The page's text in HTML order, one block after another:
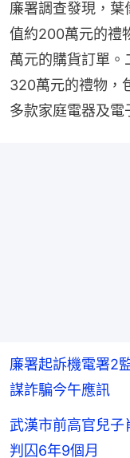
廉署調查發現，
值約200萬元的禮
萬元的購貨訂單
320萬元的禮物，
多款家庭電器及電
廉署起訴機電署2
謀詐騙今午應訊
武漢市前高官兒
判囚6年9個月